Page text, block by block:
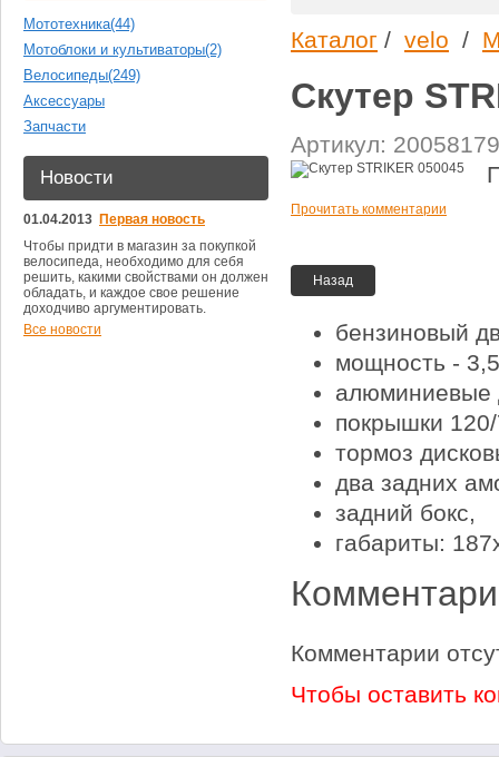
Мототехника(44)
Мотоблоки и культиваторы(2)
Велосипеды(249)
Аксессуары
Запчасти
Новости
01.04.2013 Первая новость
Чтобы придти в магазин за покупкой
велосипеда, необходимо для себя
решить, какими свойствами он должен
обладать, и каждое свое решение
доходчиво аргументировать.
Все новости
Каталог / velo /
Скутер
Артикул: 20058179
Прочитать комментарии
Назад
бензиновый
мощность -
алюминиевые
покрышки
тормоз
два задних
задний бокс,
габариты:
Комментарии
Чтобы оставить